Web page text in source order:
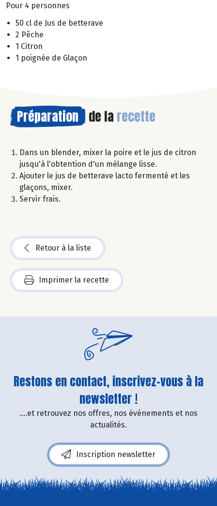
Pour 4 personnes
50 cl de Jus de betterave
2 Pêche
1 Citron
1 poignée de Glaçon
Préparation de la recette
Dans un blender, mixer la poire et le jus de citron
jusqu'à l'obtention d'un mélange lisse.
Ajouter le jus de betterave lacto fermenté et les
glaçons, mixer.
Servir frais.
Retour à la liste
Imprimer la recette
Restons en contact, inscrivez-vous à la
newsletter !
....et retrouvez nos offres, nos événements et nos
actualités.
Inscription newsletter